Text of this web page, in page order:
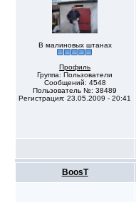
В малиновых штанах
Профиль
Группа: Пользователи
Сообщений: 4548
Пользователь №: 38489
Регистрация: 23.05.2009 - 20:41
BoosT